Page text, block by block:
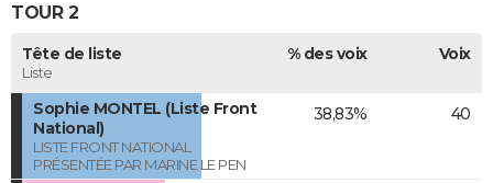
TOUR 2
Tête de liste
Liste
% des voix Voix
Sophie MONTEL (Liste Front
National)
LISTE FRONT NATIONAL
PRÉSENTÉE PAR MARINE LE PEN
38,83% 40